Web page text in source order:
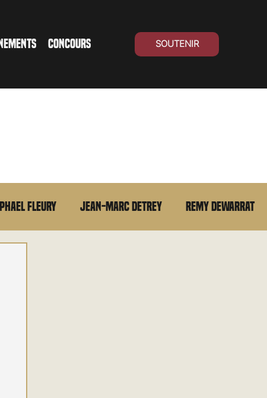
CONCOURS SOUTENIR
Fleury Jean-Marc Detrey Remy Dewarrat